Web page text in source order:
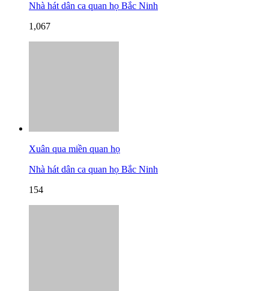
Nhà hát dân ca quan họ Bắc Ninh
1,067
Xuân qua miền quan họ
Nhà hát dân ca quan họ Bắc Ninh
154